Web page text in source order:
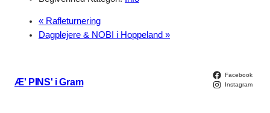
« Rafleturnering
Dagplejere & NOBI i Hoppeland »
Æ' PINS' i Gram
Facebook
Instagram